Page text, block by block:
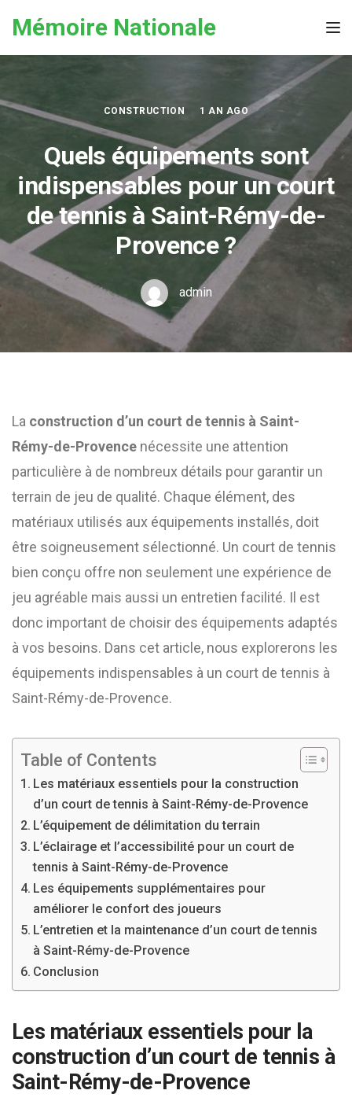
Mémoire Nationale
CONSTRUCTION 1 AN AGO
Quels équipements sont
indispensables pour un court
de tennis à Saint-Rémy-de-
Provence ?
admin
La construction d’un court de tennis à Saint-
Rémy-de-Provence nécessite une attention
particulière à de nombreux détails pour garantir un
terrain de jeu de qualité. Chaque élément, des
matériaux utilisés aux équipements installés, doit
être soigneusement sélectionné. Un court de tennis
bien conçu offre non seulement une expérience de
jeu agréable mais aussi un entretien facilité. Il est
donc important de choisir des équipements adaptés
à vos besoins. Dans cet article, nous explorerons les
équipements indispensables à un court de tennis à
Saint-Rémy-de-Provence.
Table of Contents
Les matériaux essentiels pour la construction
d’un court de tennis à Saint-Rémy-de-Provence
L’équipement de délimitation du terrain
L’éclairage et l’accessibilité pour un court de
tennis à Saint-Rémy-de-Provence
Les équipements supplémentaires pour
améliorer le confort des joueurs
L’entretien et la maintenance d’un court de tennis
à Saint-Rémy-de-Provence
Conclusion
Les matériaux essentiels pour la
construction d’un court de tennis à
Saint-Rémy-de-Provence